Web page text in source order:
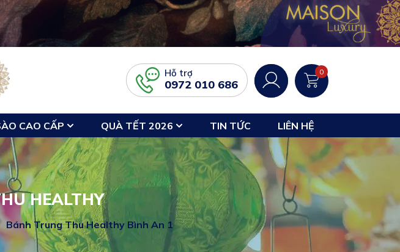
Hỗ trợ
0972 010 686
0
CAO CẤP QUÀ TẾT 2026 TIN TỨC LIÊN HỆ
HEALTHY
Bánh Trung Thu Healthy Bình An 1